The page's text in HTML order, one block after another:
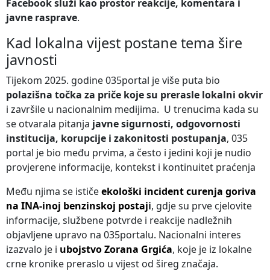
Facebook služi kao prostor reakcije, komentara i
javne rasprave.
Kad lokalna vijest postane tema šire
javnosti
Tijekom 2025. godine 035portal je više puta bio
polazišna točka za priče koje su prerasle lokalni okvir
i završile u nacionalnim medijima. U trenucima kada su
se otvarala pitanja javne sigurnosti, odgovornosti
institucija, korupcije i zakonitosti postupanja, 035
portal je bio među prvima, a često i jedini koji je nudio
provjerene informacije, kontekst i kontinuitet praćenja
Među njima se ističeekološki incident curenja goriva
na INA-inoj benzinskoj postaji, gdje su prve cjelovite
informacije, službene potvrde i reakcije nadležnih
objavljene upravo na 035portalu. Nacionalni interes
izazvalo je i ubojstvo Zorana Grgića, koje je iz lokalne
crne kronike preraslo u vijest od šireg značaja.